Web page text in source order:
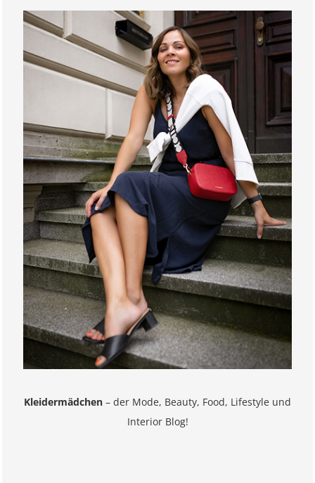
Kleidermädchen – der Mode, Beauty, Food, Lifestyle und
Interior Blog!